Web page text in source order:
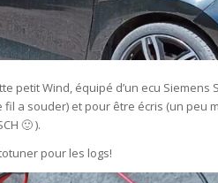
petit Wind, équipé d’un ecu Siemens
a souder) et pour être écris (un peu
🙂 ).
pour les logs!